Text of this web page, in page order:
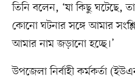
তিনি বলেন, ‘যা কিছু ঘটেছে,
কোনো ঘটনার সঙ্গে আমার
আমার নাম জড়ানো হচ্ছে।’
উপজেলা নির্বাহী কর্মকর্তা